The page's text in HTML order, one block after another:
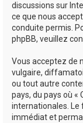
discussions sur
ce que nous
conduite permis.
phpBB, veuillez
Vous acceptez de
vulgaire,
ou tout autre
pays, du pays où «
internationales. Le
immédiat et